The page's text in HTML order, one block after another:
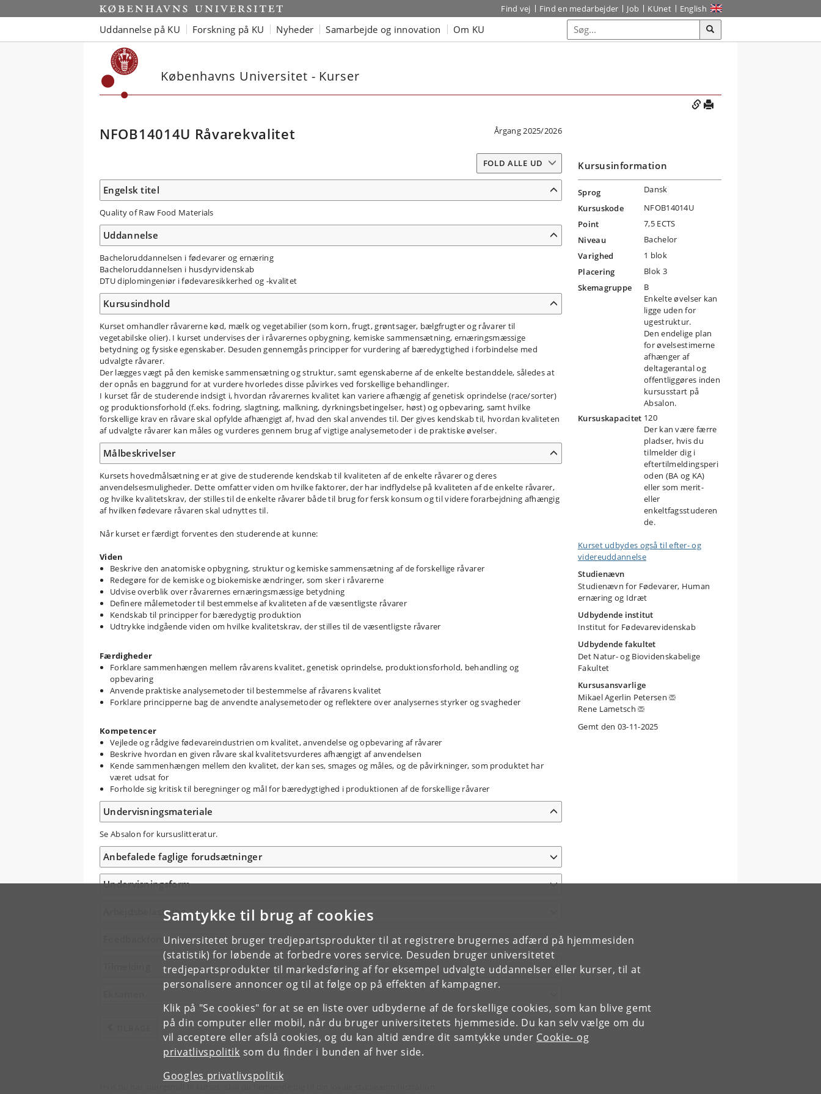
Samtykke til brug af cookies
Universitetet bruger tredjepartsprodukter til at registrere brugernes adfærd på hjemmesiden
(statistik) for løbende at forbedre vores service. Desuden bruger universitetet
tredjepartsprodukter til markedsføring af for eksempel udvalgte uddannelser eller kurser, til at
personalisere annoncer og til at følge op på effekten af kampagner.
Klik på "Se cookies" for at se en liste over udbyderne af de forskellige cookies, som kan blive gemt
på din computer eller mobil, når du bruger universitetets hjemmeside. Du kan selv vælge om du
vil acceptere eller afslå cookies, og du kan altid ændre dit samtykke under Cookie- og
privatlivspolitik som du finder i bunden af hver side.
Googles privatlivspolitik
Find vej Find en medarbejder Job KUnet English
Uddannelse på KU Forskning på KU Nyheder Samarbejde og innovation Om KU
Københavns Universitet - Kurser
NFOB14014U Råvarekvalitet Årgang 2025/2026
FOLD ALLE UD
Engelsk titel
Quality of Raw Food Materials
Uddannelse
Bacheloruddannelsen i fødevarer og ernæring
Bacheloruddannelsen i husdyrvidenskab
DTU diplomingeniør i fødevaresikkerhed og -kvalitet
Kursusindhold
Kurset omhandler råvarerne kød, mælk og vegetabilier (som korn, frugt, grøntsager, bælgfrugter og råvarer til
vegetabilske olier). I kurset undervises der i råvarernes opbygning, kemiske sammensætning, ernæringsmæssige
betydning og fysiske egenskaber. Desuden gennemgås principper for vurdering af bæredygtighed i forbindelse med
udvalgte råvarer.
Der lægges vægt på den kemiske sammensætning og struktur, samt egenskaberne af de enkelte bestanddele, således at
der opnås en baggrund for at vurdere hvorledes disse påvirkes ved forskellige behandlinger.
I kurset får de studerende indsigt i, hvordan råvarernes kvalitet kan variere afhængig af genetisk oprindelse (race/sorter)
og produktionsforhold (f.eks. fodring, slagtning, malkning, dyrkningsbetingelser, høst) og opbevaring, samt hvilke
forskellige krav en råvare skal opfylde afhængigt af, hvad den skal anvendes til. Der gives kendskab til, hvordan kvaliteten
af udvalgte råvarer kan måles og vurderes gennem brug af vigtige analysemetoder i de praktiske øvelser.
Målbeskrivelser
Kursets hovedmålsætning er at give de studerende kendskab til kvaliteten af de enkelte råvarer og deres
anvendelsesmuligheder. Dette omfatter viden om hvilke faktorer, der har indflydelse på kvaliteten af de enkelte råvarer,
og hvilke kvalitetskrav, der stilles til de enkelte råvarer både til brug for fersk konsum og til videre forarbejdning afhængig
af hvilken fødevare råvaren skal udnyttes til.
Når kurset er færdigt forventes den studerende at kunne:
Viden
Beskrive den anatomiske opbygning, struktur og kemiske sammensætning af de forskellige råvarer
Redegøre for de kemiske og biokemiske ændringer, som sker i råvarerne
Udvise overblik over råvarernes ernæringsmæssige betydning
Definere målemetoder til bestemmelse af kvaliteten af de væsentligste råvarer
Kendskab til principper for bæredygtig produktion
Udtrykke indgående viden om hvilke kvalitetskrav, der stilles til de væsentligste råvarer
Færdigheder
Forklare sammenhængen mellem råvarens kvalitet, genetisk oprindelse, produktionsforhold, behandling og
opbevaring
Anvende praktiske analysemetoder til bestemmelse af råvarens kvalitet
Forklare principperne bag de anvendte analysemetoder og reflektere over analysernes styrker og svagheder
Kompetencer
Vejlede og rådgive fødevareindustrien om kvalitet, anvendelse og opbevaring af råvarer
Beskrive hvordan en given råvare skal kvalitetsvurderes afhængigt af anvendelsen
Kende sammenhængen mellem den kvalitet, der kan ses, smages og måles, og de påvirkninger, som produktet har
været udsat for
Forholde sig kritisk til beregninger og mål for bæredygtighed i produktionen af de forskellige råvarer
Undervisningsmateriale
Se Absalon for kursuslitteratur.
Anbefalede faglige forudsætninger
Undervisningsform
Arbejdsbelastning
Feedbackform
Kursusinformation
Sprog
Dansk
Kursuskode
NFOB14014U
Point
7,5 ECTS
Niveau
Bachelor
Varighed
1 blok
Placering
Blok 3
Skemagruppe
B
Enkelte øvelser kan
ligge uden for
ugestruktur.
Den endelige plan
for øvelsestimerne
afhænger af
deltagerantal og
offentliggøres inden
kursusstart på
Absalon.
Kursuskapacitet 120
Der kan være færre
pladser, hvis du
tilmelder dig i
eftertilmeldingsperi
oden (BA og KA)
eller som merit-
eller
enkeltfagsstuderen
de.
Kurset udbydes også til efter- og
videreuddannelse
Studienævn
Studienævn for Fødevarer, Human
ernæring og Idræt
Udbydende institut
Institut for Fødevarevidenskab
Udbydende fakultet
Det Natur- og Biovidenskabelige
Fakultet
Kursusansvarlige
Mikael Agerlin Petersen
Rene Lametsch
Gemt den 03-11-2025